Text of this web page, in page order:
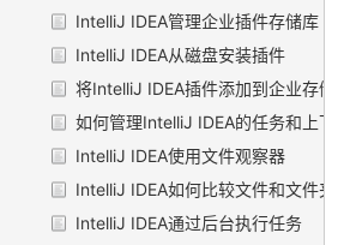
IntelliJ IDEA管理企业插件存储库
IntelliJ IDEA从磁盘安装插件
将IntelliJ IDEA插件添加到企业存储库
如何管理IntelliJ IDEA的任务和上下文
IntelliJ IDEA使用文件观察器
IntelliJ IDEA如何比较文件和文件夹
IntelliJ IDEA通过后台执行任务